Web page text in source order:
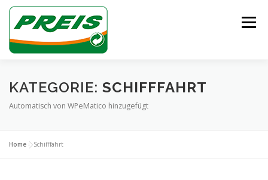
Zum
springen
Menü
ÜBER UNS HEIZÖL/DIESEL ENTSORGUNG
KATEGORIE: SCHIFFFAHRT
Automatisch von WPeMatico hinzugefügt
Home »Schifffahrt